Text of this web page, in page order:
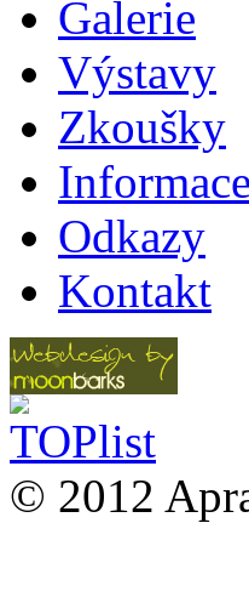
Galerie
Výstavy
Zkoušky
Informace
Odkazy
Kontakt
© 2012